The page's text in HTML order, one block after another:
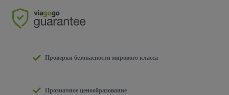
Проверки безопасности мирового класса
Прозначное ценообразование